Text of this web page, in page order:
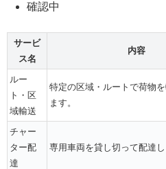
確認中
サービ
ス名
内容
ルー
ト・区
域輸送
特定の区域・ルートで荷物
ます。
チャー
ター配
達
専用車両を貸し切って配達し